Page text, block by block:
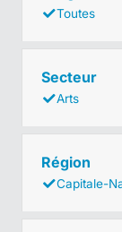
Toutes
Secteur
Arts
Région
Capitale-